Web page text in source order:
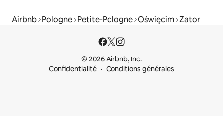
Airbnb Pologne Petite-Pologne Oświęcim Zator
© 2026 Airbnb, Inc.
Confidentialité
Conditions générales